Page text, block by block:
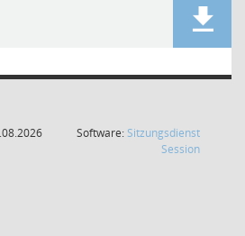
Software: Sitzungsdienst
Session(Wird in